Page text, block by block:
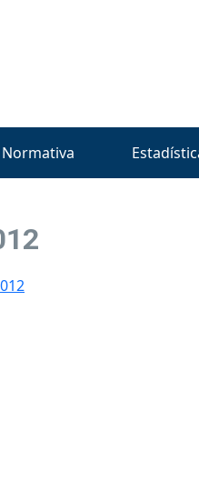
Normativa